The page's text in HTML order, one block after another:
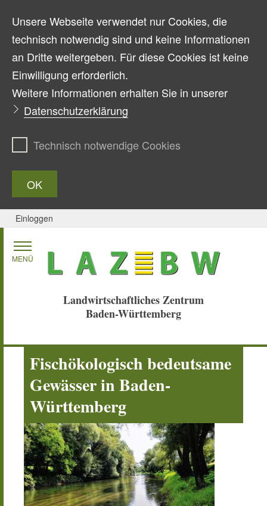
Unsere Webseite verwendet nur Cookies, die
technisch notwendig sind und keine Informationen
an Dritte weitergeben. Für diese Cookies ist keine
Einwilligung erforderlich.
Weitere Informationen erhalten Sie in unserer
Datenschutzerklärung
Technisch notwendige Cookies
OK
Zum Inhalt springen
Einloggen
Landwirtschaftliches Zentrum
Baden-Württemberg
MENÜ
Fischökologisch bedeutsame
Gewässer in Baden-
Württemberg